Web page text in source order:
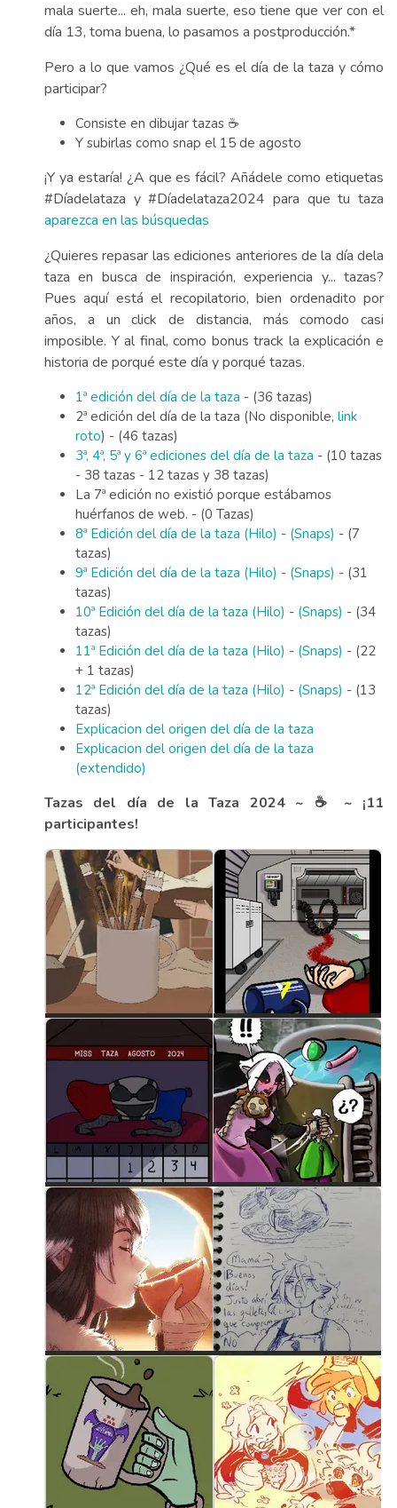
mala suerte... eh, mala suerte, eso tiene que ver con el
día 13, toma buena, lo pasamos a postproducción.*
Pero a lo que vamos ¿Qué es el día de la taza y cómo
participar?
Consiste en dibujar tazas ☕
Y subirlas como snap el 15 de agosto
¡Y ya estaría! ¿A que es fácil? Añádele como etiquetas
#Díadelataza y #Díadelataza2024 para que tu taza
aparezca en las búsquedas
¿Quieres repasar las ediciones anteriores de la día dela
taza en busca de inspiración, experiencia y... tazas?
Pues aquí está el recopilatorio, bien ordenadito por
años, a un click de distancia, más comodo casi
imposible. Y al final, como bonus track la explicación e
historia de porqué este día y porqué tazas.
1ª edición del día de la taza - (36 tazas)
2ª edición del día de la taza (No disponible, link
roto) - (46 tazas)
3ª, 4ª, 5ª y 6ª ediciones del día de la taza - (10 tazas
- 38 tazas - 12 tazas y 38 tazas)
La 7ª edición no existió porque estábamos
huérfanos de web. - (0 Tazas)
8ª Edición del día de la taza (Hilo) - (Snaps) - (7
tazas)
9ª Edición del día de la taza (Hilo) - (Snaps) - (31
tazas)
10ª Edición del día de la taza (Hilo) - (Snaps) - (34
tazas)
11ª Edición del día de la taza (Hilo) - (Snaps) - (22
+ 1 tazas)
12ª Edición del día de la taza (Hilo) - (Snaps) - (13
tazas)
Explicacion del origen del día de la taza
Explicacion del origen del día de la taza
(extendido)
Tazas del día de la Taza 2024 ~ ☕ ~ ¡11
participantes!